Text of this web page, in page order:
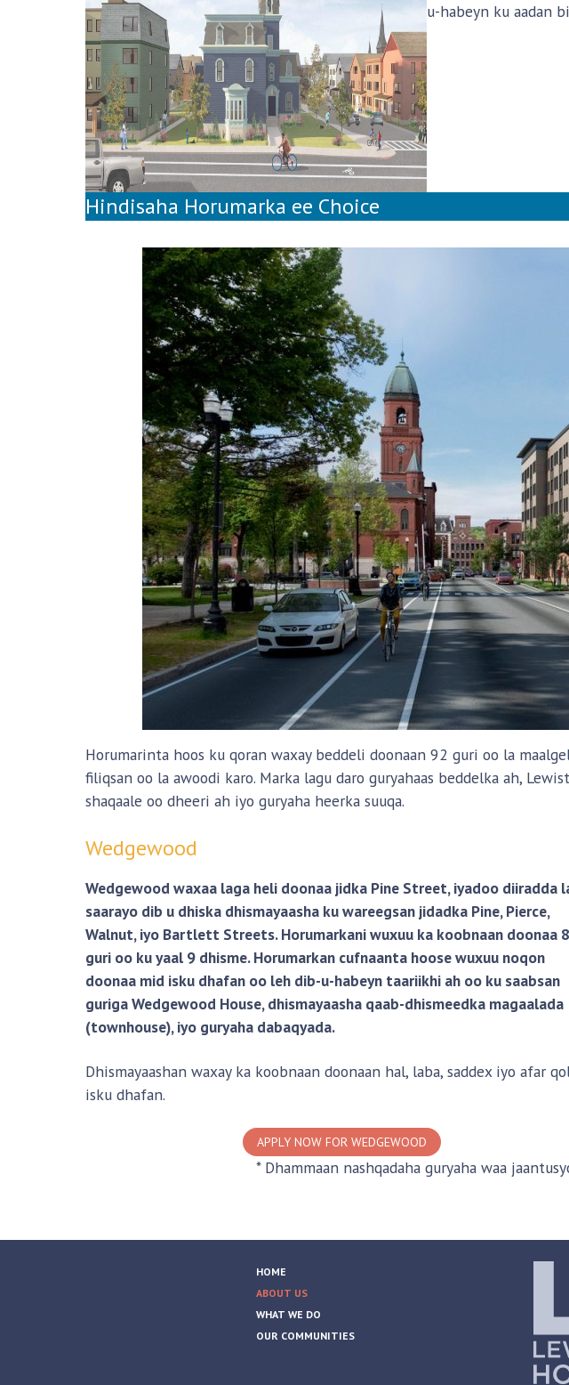
u-habeyn ku aadan
Hindisaha Horumarka ee Choice
Horumarinta hoos ku qoran waxay beddeli doonaan 92 guri oo la
filiqsan oo la awoodi karo. Marka lagu daro guryahaas beddelka ah,
shaqaale oo dheeri ah iyo guryaha heerka suuqa.
Wedgewood
Wedgewood waxaa laga heli doonaa jidka Pine Street, iyadoo diiradda
saarayo dib u dhiska dhismayaasha ku wareegsan jidadka Pine, Pierce,
Walnut, iyo Bartlett Streets. Horumarkani wuxuu ka koobnaan doonaa
guri oo ku yaal 9 dhisme. Horumarkan cufnaanta hoose wuxuu noqon
doonaa mid isku dhafan oo leh dib-u-habeyn taariikhi ah oo ku saabsan
guriga Wedgewood House, dhismayaasha qaab-dhismeedka magaalada
(townhouse), iyo guryaha dabaqyada.
Dhismayaashan waxay ka koobnaan doonaan hal, laba, saddex iyo afar
isku dhafan.
APPLY NOW FOR WEDGEWOOD
* Dhammaan nashqadaha guryaha waa
HOME
ABOUT US
WHAT WE DO
OUR COMMUNITIES